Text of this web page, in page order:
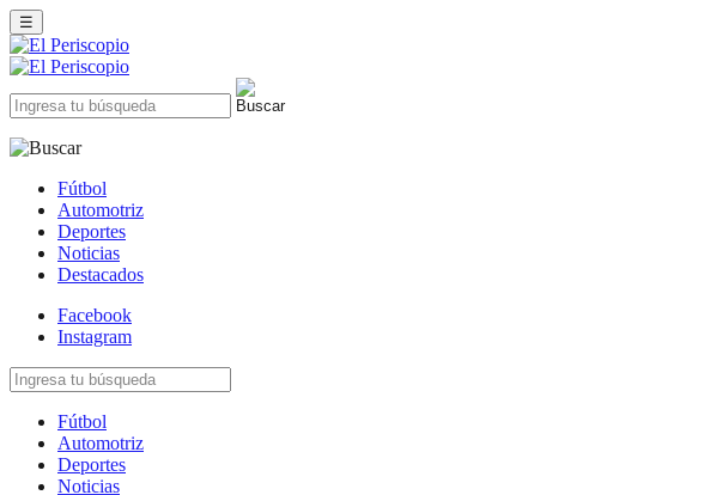
☰
Fútbol
Automotriz
Deportes
Noticias
Destacados
Facebook
Instagram
Fútbol
Automotriz
Deportes
Noticias